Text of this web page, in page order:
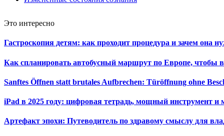
Это интересно
Гастроскопия детям: как проходит процедура и зачем она
Как спланировать автобусный маршрут по Европе, чтобы
Sanftes Öffnen statt brutales Aufbrechen: Türöffnung ohne
iPad в 2025 году: цифровая тетрадь, мощный инструмент и
Артефакт эпохи: Путеводитель по здравому смыслу для